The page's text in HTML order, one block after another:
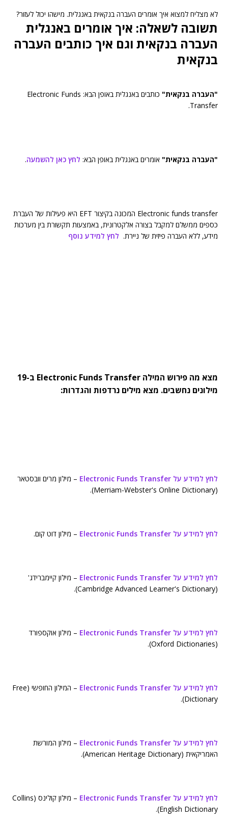
לא מצליח למצוא איך אומרים העברה בנקאית באנגלית. מישהו יכול לעזור?
תשובה לשאלה: איך אומרים באנגלית
העברה בנקאית וגם איך כותבים העברה
בנקאית
"העברה בנקאית"
כותבים באנגלית באופן הבא: Electronic Funds
Transfer.
"העברה בנקאית" אומרים באנגלית באופן הבא: לחץ כאן להשמעה.
Electronic funds transfer המכונה בקיצור EFT היא פעילות של העברת
כספים ממשלם למקבל בצורה אלקטרונית, באמצעות תקשורת בין מערכות
מידע, ללא העברה פיזית של ניירת. לחץ למידע נוסף
מצא מה פירוש המילה Electronic Funds Transfer ב-19
מילונים נחשבים. מצא מילים נרדפות והגדרות:
לחץ למידע על Electronic Funds Transfer
– מילון מרים וובסטאר
(Merriam-Webster's Online Dictionary).
לחץ למידע על Electronic Funds Transfer – מילון דוט קום.
לחץ למידע על Electronic Funds Transfer
– מילון קיימברידג'
(Cambridge Advanced Learner's Dictionary).
לחץ למידע על Electronic Funds Transfer
– מילון אוקספורד
(Oxford Dictionaries).
לחץ למידע על Electronic Funds Transfer
– המילון החופשי (Free
Dictionary).
לחץ למידע על Electronic Funds Transfer
– מילון המורשת
האמריקאית (American Heritage Dictionary).
לחץ למידע על Electronic Funds Transfer
– מילון קולינס (Collins
English Dictionary).